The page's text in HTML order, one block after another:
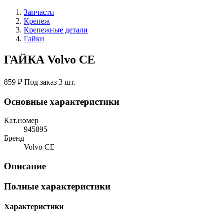
Запчасти
Крепеж
Крепежные детали
Гайки
ГАЙКА Volvo CE
859 ₽ Под заказ 3 шт.
Основные характеристики
Кат.номер
945895
Бренд
Volvo CE
Описание
Полные характеристики
Характеристики